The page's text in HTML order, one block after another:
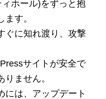
ホール)をずっと抱
す。
ぐに知れ渡り、攻撃
サイトが安全で
ません。
には、アップデート